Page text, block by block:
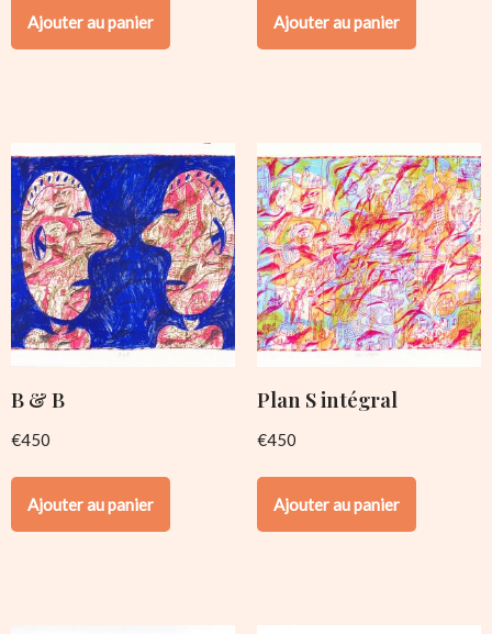
Ajouter au panier Ajouter au panier
B & B
€450
Ajouter au panier
Plan S intégral
€450
Ajouter au panier